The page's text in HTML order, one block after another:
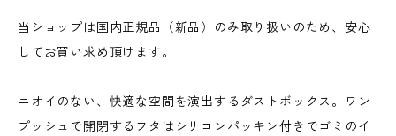
当ショップは国内正規品（新品）のみ取り扱いのため、安心
してお買い求め頂けます。
ニオイのない、快適な空間を演出するダストボックス。ワン
プッシュで開閉するフタはシリコンパッキン付きでゴミのイ